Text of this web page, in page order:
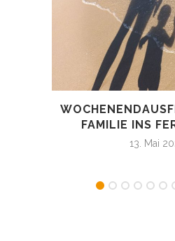
FAMILIE INS
13. Mai